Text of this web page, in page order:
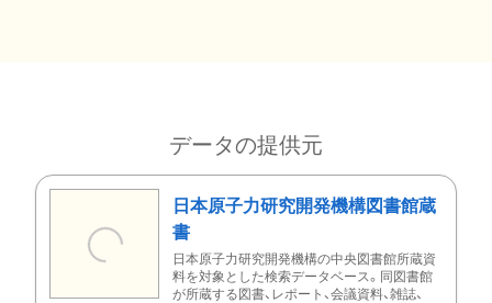
データの提供元
日本原子力研究開発機構図書館蔵
書
日本原子力研究開発機構の中央図書館所蔵資
料を対象とした検索データベース。同図書館
が所蔵する図書、レポート、会議資料、雑誌、